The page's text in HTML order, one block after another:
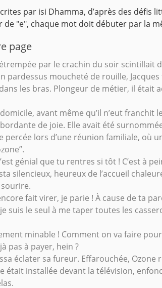
par isi Dhamma, d’après des défis
de "e", chaque mot doit débuter par la
page
par le crachin du soir scintillait
pardessus moucheté de rouille,
les bras. Plongeur de métier, il était
avant même qu’il n’eut franchit
de joie. Elle avait été
percée lors d’une réunion familiale, où
génial que tu rentres si tôt ! C’est à
silencieux, heureux de l’accueil
fait virer, je parie ! À cause de ta
suis le seul à me taper toutes les
minable ! Comment on va faire
pas à payer, hein ?
éclater sa fureur. Effarouchée,
était installée devant la télévision,